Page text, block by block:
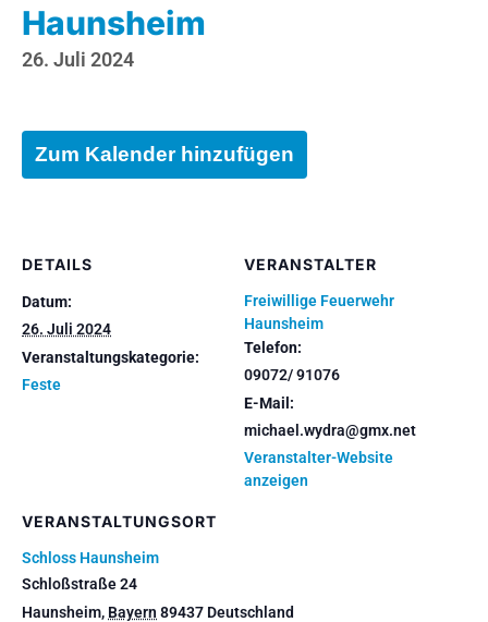
Haunsheim
26. Juli 2024
Zum Kalender hinzufügen
DETAILS
Datum:
26. Juli 2024
Veranstaltungskategorie:
Feste
VERANSTALTUNGSORT
Schloss Haunsheim
Schloßstraße 24
Haunsheim, Bayern 89437 Deutschland
VERANSTALTER
Freiwillige Feuerwehr
Haunsheim
Telefon:
09072/ 91076
E-Mail:
michael.wydra@gmx.net
Veranstalter-Website
anzeigen